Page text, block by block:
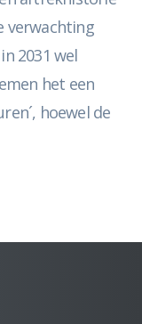
verwachting
2031 wel
het een
hoewel de